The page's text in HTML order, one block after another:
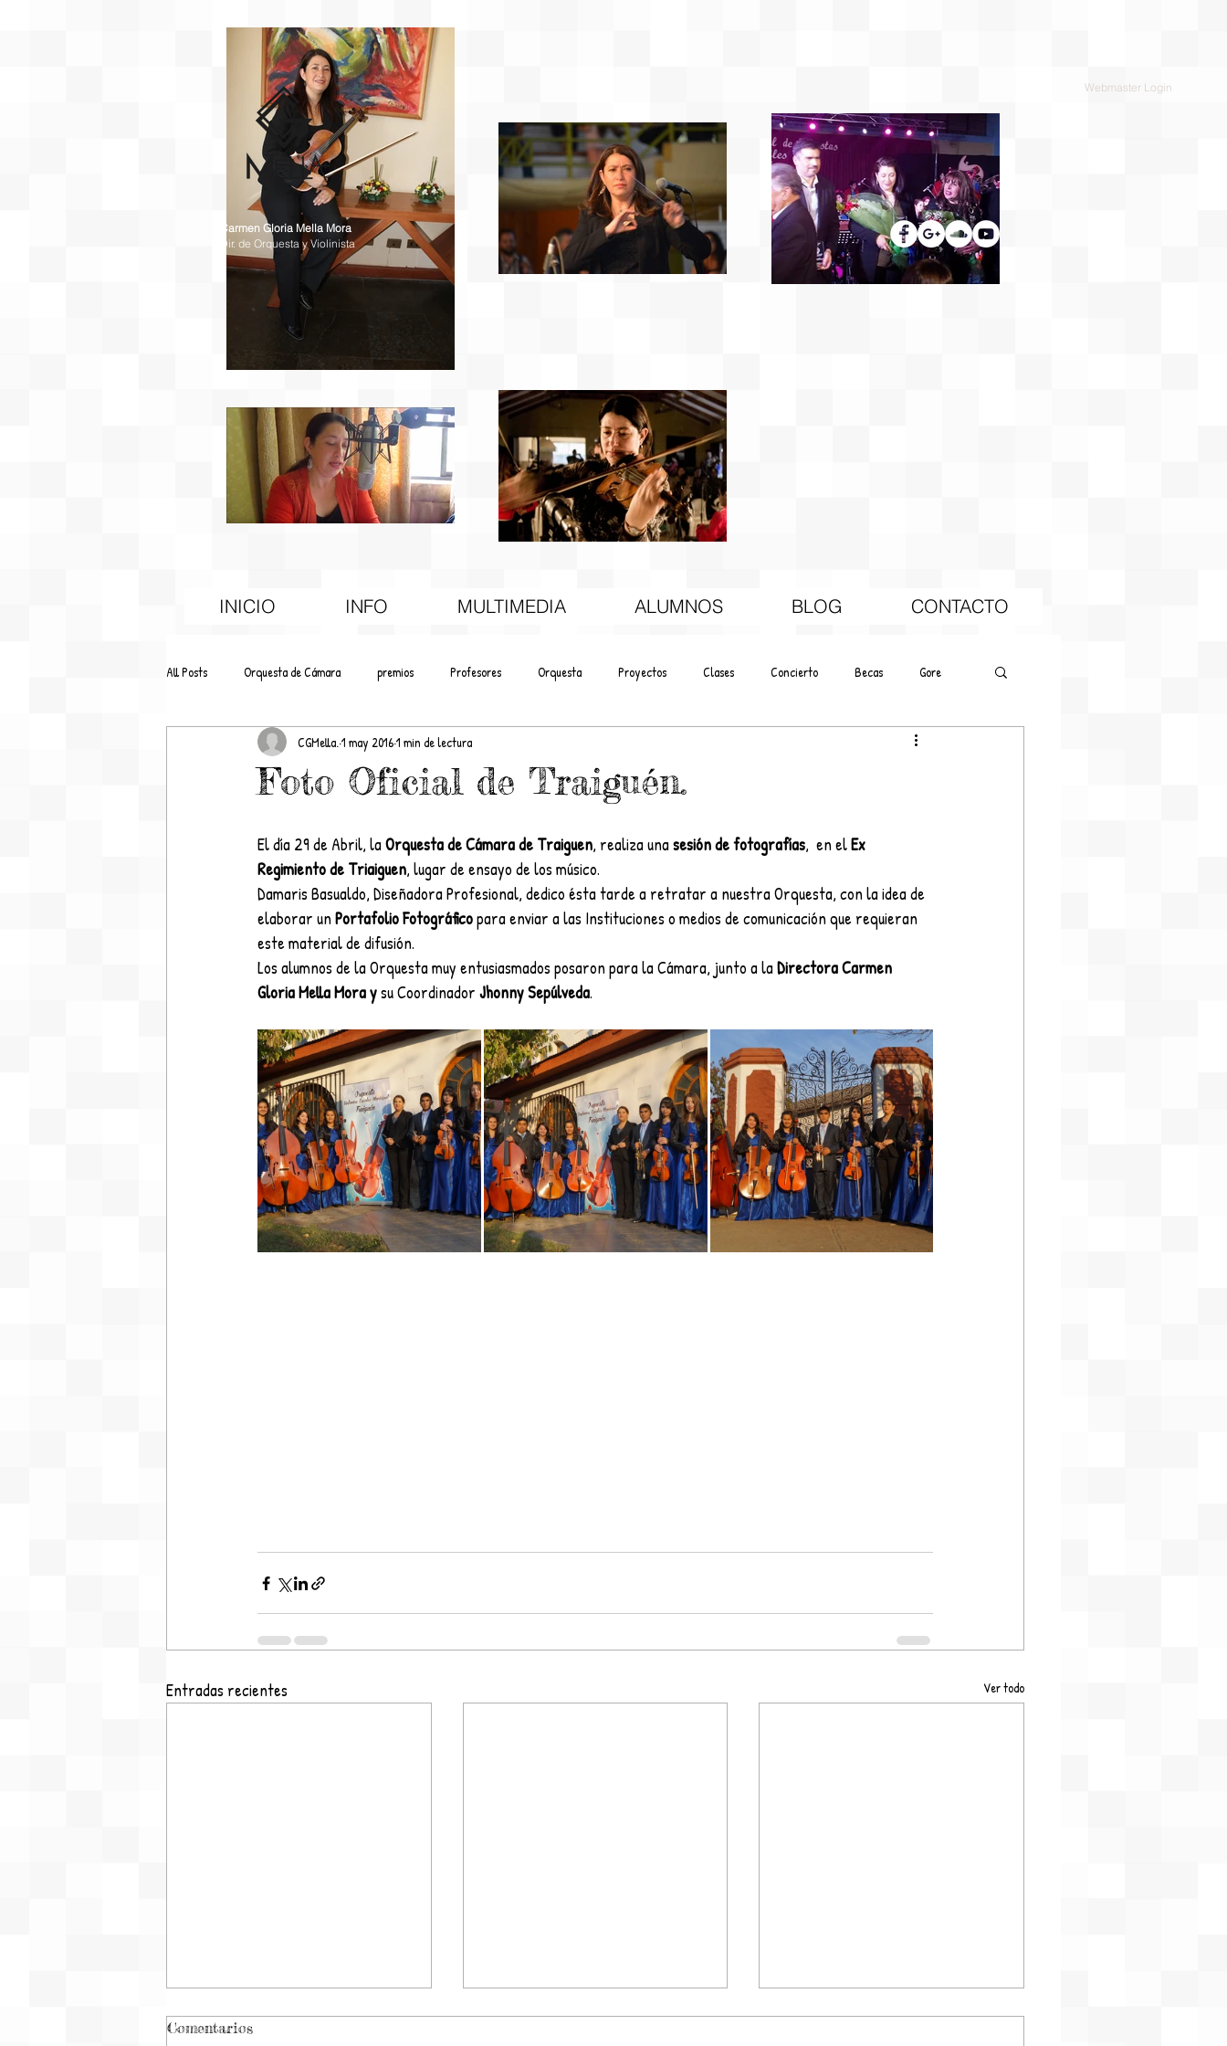
Carmen Gloria Mella Mora
Dir. de Orquesta y Violinista
Webmaster Login
INICIO INFO MULTIMEDIA ALUMNOS BLOG CONTACTO
All Posts Orquesta de Cámara premios Profesores Orquesta Proyectos Clases Concierto Becas Gore
Difusión
Foto Oficial de Traiguén.
CGMella. 1 may 20161 min de lectura
El día 29 de Abril, la Orquesta de Cámara de Traiguen, realiza una sesión de fotografías,  en el Ex
Regimiento de Triaiguen, lugar de ensayo de los músico.
Damaris Basualdo, Diseñadora Profesional, dedico ésta tarde a retratar a nuestra Orquesta, con la idea de
elaborar un Portafolio Fotográfico para enviar a las Instituciones o medios de comunicación que requieran
este material de difusión.
Los alumnos de la Orquesta muy entusiasmados posaron para la Cámara, junto a la Directora Carmen
Gloria Mella Mora y su Coordinador Jhonny Sepúlveda.
Entradas recientes Ver todo
Comentarios